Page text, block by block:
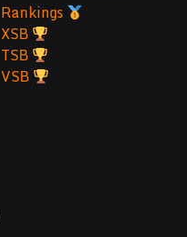
Rankings
XSB
TSB
VSB